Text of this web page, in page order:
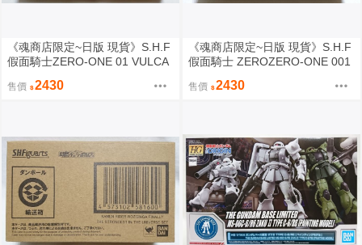
《魂商店限定~日版 現貨》S.H.F
假面騎士ZERO-ONE 01 VULCA
封）
售價 2430
《魂商店限定~日版 現貨》S.H.F
假面騎士 ZEROZERO-ONE 001
售價 2430